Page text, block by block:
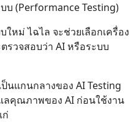
บ (Performance Testing)
หม่ ไฉไล จะช่วยเลือกเครื่อง
รวจสอบว่า AI หรือระบบ
นแกนกลางของ AI Testing
ลคุณภาพของ AI ก่อนใช้งาน